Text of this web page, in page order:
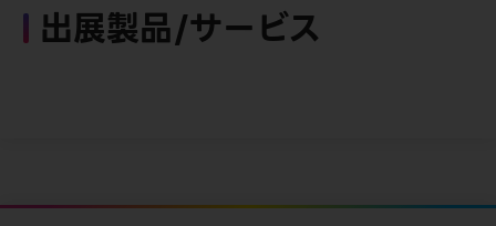
出展製品/サービス